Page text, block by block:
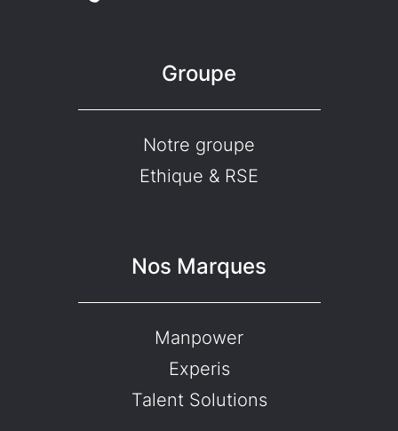
Groupe
Notre groupe
Ethique & RSE
Nos Marques
Manpower
Experis
Talent Solutions